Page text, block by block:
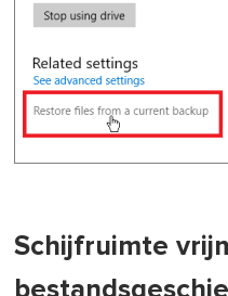
Schijfruimte